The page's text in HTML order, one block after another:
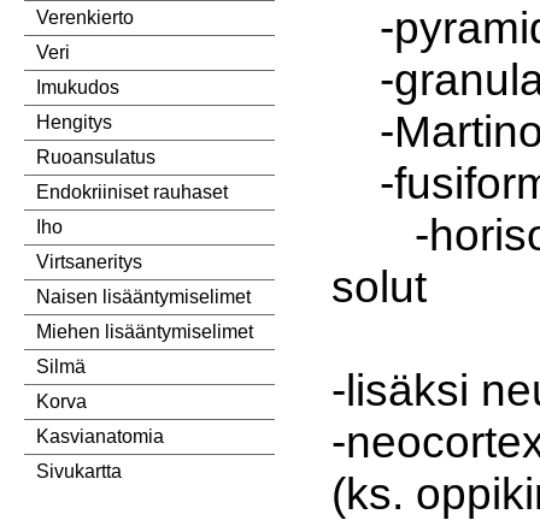
Verenkierto
Veri
Imukudos
Hengitys
Ruoansulatus
Endokriiniset rauhaset
Iho
Virtsaneritys
Naisen lisääntymiselimet
Miehen lisääntymiselimet
Silmä
Korva
Kasvianatomia
Sivukartta
-
-
-
-
-
solut
-lisäksi
-
(ks.